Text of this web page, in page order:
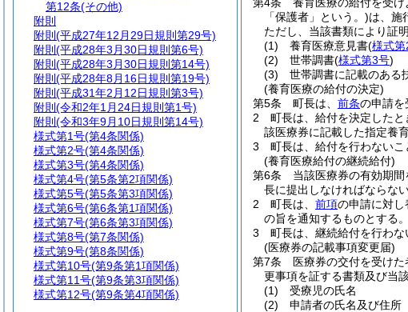
「保護者」という。)は、施
ただし、当該書類により証
(1)
養育医療意見書(様式第
(2)
世帯調書(様式第3号)
(3)
世帯調書に記載のある
(養育医療の給付の決定)
第5条
町長は、 前条の申請を
2
町長は、給付を決定した
該医療券に記載した指定養
3
町長は、給付を行わない
(養育医療給付の継続給付)
第6条
当該医療券の有効期
長に提出しなければならない
2
町長は、 前項の申請に対
の旨を通知するものとする。
3
町長は、継続給付を行わ
(医療券の記載事項変更届)
第7条
医療券の交付を受け
更事項を証する書類及び当
(1)
受療児の氏名
(2)
申請者の氏名及び住所
第12条(その他)
附則
附則 (平成27年12月29日規則第29号)
附則 (平成28年3月30日規則第6号)
附則 (平成28年3月30日規則第14号)
附則 (平成28年8月16日規則第19号)
附則 (平成31年2月12日規則第3号)
附則 (令和2年1月24日規則第1号)
附則 (令和3年9月10日規則第14号)
様式第1号(第4条関係)
様式第2号(第4条関係)
様式第3号(第4条関係)
様式第4号(第5条第2項関係)
様式第5号(第5条第3項関係)
様式第6号(第6条第1項関係)
様式第7号(第6条第3項関係)
様式第8号(第7条関係)
様式第9号(第8条関係)
様式第10号(第9条第1項関係)
様式第11号(第9条第3項関係)
様式第12号(第9条第4項関係)